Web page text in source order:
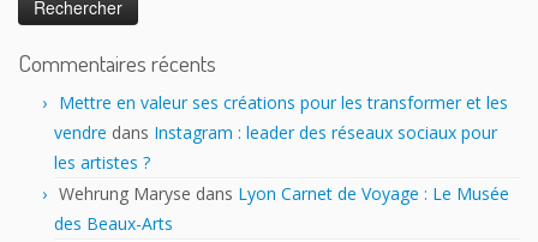
Commentaires récents
Mettre en valeur ses créations pour les transformer et les
vendre dans Instagram : leader des réseaux sociaux pour
les artistes ?
Wehrung Maryse dans Lyon Carnet de Voyage : Le Musée
des Beaux-Arts